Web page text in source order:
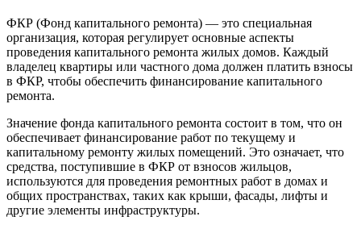
ФКР (Фонд капитального ремонта) — это специальная
организация, которая регулирует основные аспекты
проведения капитального ремонта жилых домов. Каждый
владелец квартиры или частного дома должен платить взносы
в ФКР, чтобы обеспечить финансирование капитального
ремонта.
Значение фонда капитального ремонта состоит в том, что он
обеспечивает финансирование работ по текущему и
капитальному ремонту жилых помещений. Это означает, что
средства, поступившие в ФКР от взносов жильцов,
используются для проведения ремонтных работ в домах и
общих пространствах, таких как крыши, фасады, лифты и
другие элементы инфраструктуры.